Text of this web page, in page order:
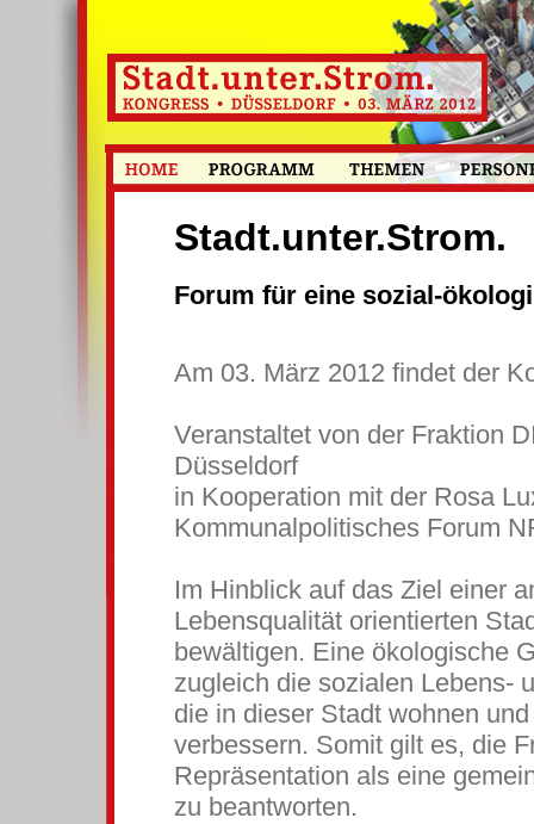
Stadt.unter.Strom.
Forum für eine sozial-
Am 03. März 2012 findet der
Veranstaltet von der Fraktion
Düsseldorf
in Kooperation mit der Rosa
Kommunalpolitisches Forum
Im Hinblick auf das Ziel einer
Lebensqualität orientierten
bewältigen. Eine ökologische
zugleich die sozialen Lebens-
die in dieser Stadt wohnen
verbessern. Somit gilt es, die
Repräsentation als eine
zu beantworten.